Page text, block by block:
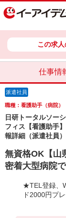
この求人
仕事情
派遣社員
職種：看護助手（病院）
日研トータルソー
フィス【看護助手
報詳細（派遣社員
無資格OK【山
密着大型病院
★TEL登録、
ド2000円プ